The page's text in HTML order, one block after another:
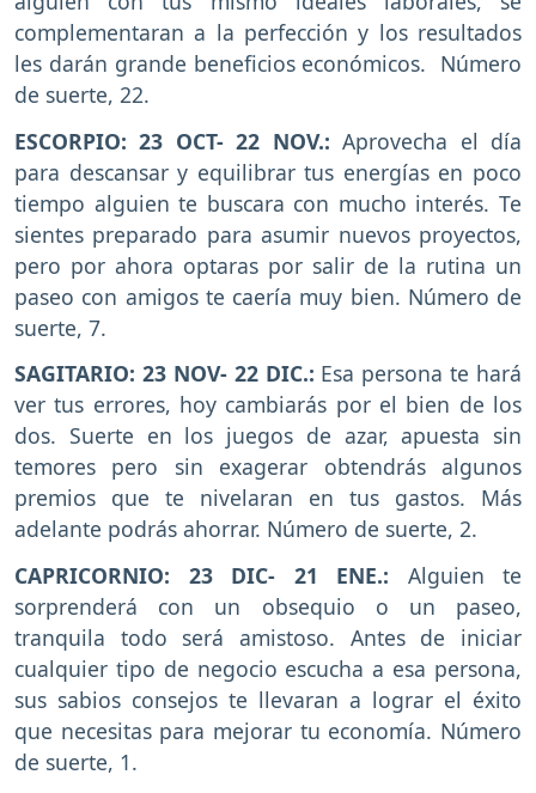
complementaran a la perfección y los resultados
les darán grande beneficios económicos. Número
de suerte, 22.
ESCORPIO: 23 OCT- 22 NOV.: Aprovecha el día
para descansar y equilibrar tus energías en poco
tiempo alguien te buscara con mucho interés. Te
sientes preparado para asumir nuevos proyectos,
pero por ahora optaras por salir de la rutina un
paseo con amigos te caería muy bien. Número de
suerte, 7.
SAGITARIO: 23 NOV- 22 DIC.: Esa persona te hará
ver tus errores, hoy cambiarás por el bien de los
dos. Suerte en los juegos de azar, apuesta sin
temores pero sin exagerar obtendrás algunos
premios que te nivelaran en tus gastos. Más
adelante podrás ahorrar. Número de suerte, 2.
CAPRICORNIO: 23 DIC- 21 ENE.: Alguien te
sorprenderá con un obsequio o un paseo,
tranquila todo será amistoso. Antes de iniciar
cualquier tipo de negocio escucha a esa persona,
sus sabios consejos te llevaran a lograr el éxito
que necesitas para mejorar tu economía. Número
de suerte, 1.